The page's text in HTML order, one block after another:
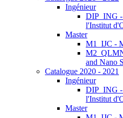
Ingénieur
DIP_ING -
l'Institut
Master
M1_IJC -
and Nano
Catalogue 2020 - 2021
Ingénieur
DIP_ING -
l'Institut
Master